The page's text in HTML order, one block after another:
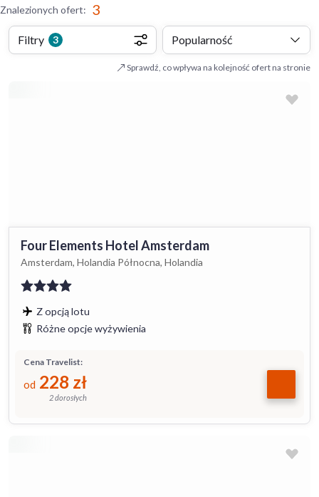
Znalezionych ofert: 3
Filtry 3 Popularność
Sprawdź, co wpływa na kolejność ofert na stronie
Four Elements Hotel Amsterdam
Amsterdam, Holandia Północna, Holandia
Z opcją lotu
Różne opcje wyżywienia
Cena Travelist:
od 228 zł
2 dorosłych